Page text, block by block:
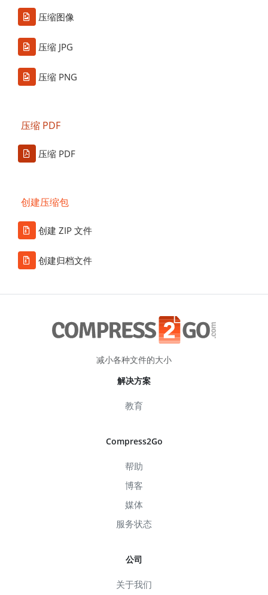
压缩图像
压缩 JPG
压缩 PNG
压缩 PDF
压缩 PDF
创建压缩包
创建 ZIP 文件
创建归档文件
减小各种文件的大小
解决方案
教育
Compress2Go
帮助
博客
媒体
服务状态
公司
关于我们